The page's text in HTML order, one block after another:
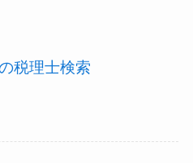
税理士検索